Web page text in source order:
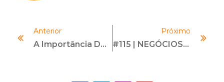
Anterior
A Importância Do Compliance Trabalhista No Tratamento De Canais De Denúncia
Próximo
#115 | NEGÓCIOS COM PROPÓSITO | Com Anderson Rodrigues